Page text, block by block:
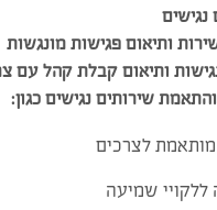
ותיאום פגישות מונגשות
ותיאום קבלת קהל עם
שירותים נגישים כגון:
לצרכים
שמיעה